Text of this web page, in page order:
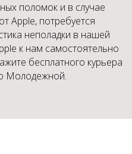
поломок и в случае
Apple, потребуется
неполадки в нашей
к нам самостоятельно
бесплатного курьера
Молодежной.